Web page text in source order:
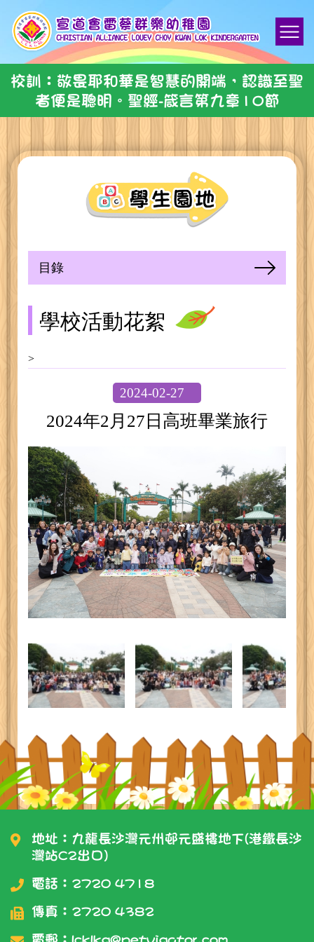
校訓：敬畏耶和華是智慧的開端，認識至聖
者便是聰明。聖經-箴言第九章10節
目錄
學校活動花絮
>
2024-02-27
2024年2月27日高班畢業旅行
地址：九龍長沙灣元州邨元盛樓地下(港鐵長沙
灣站C2出口)
電話： 2720 4718
傳真：2720 4382